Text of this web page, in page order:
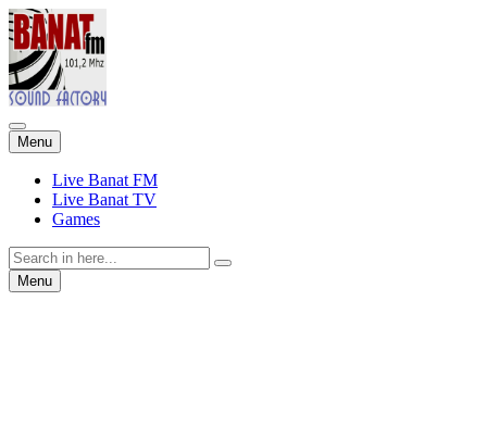
Menu Skip
to
content
Live Banat FM
Live Banat TV
Games
Search
for:Menu Skip
to